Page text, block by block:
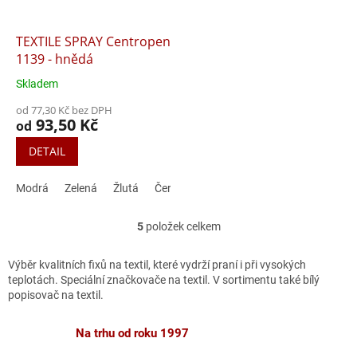
TEXTILE SPRAY Centropen
1139 - hnědá
Průměrné
produktu
je
4,7
hvězdiček.
Skladem
od 77,30 Kč bez DPH
od 93,50 Kč
DETAIL
Modrá Zelená Žlutá Černá
O
l
á
c
5položek celkem
Výběr kvalitních fixů na textil, které vydrží praní i při vysokých
teplotách. Speciální značkovače na textil. V sortimentu také bílý
popisovač na textil.
Na trhu od roku 1997